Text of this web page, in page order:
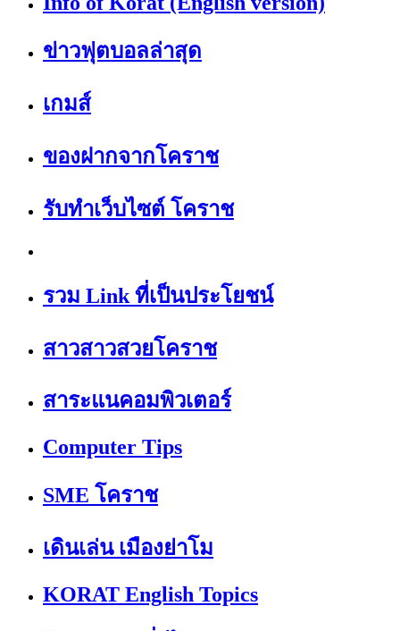
ข่าวฟุตบอลล่าสุด
เกมส์
ของฝากจากโคราช
รับทำเว็บไซต์ โคราช
รวม Link ที่เป็นประโยชน์
สาวสาวสวยโคราช
สาระแนคอมพิวเตอร์
Computer Tips
SME โคราช
เดินเล่น เมืองย่าโม
KORAT English Topics